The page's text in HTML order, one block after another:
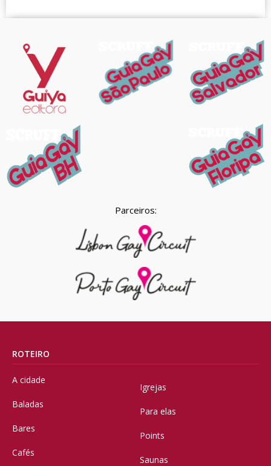
Parceiros:
ROTEIRO
A cidade
Baladas
Bares
Cafés
Igrejas
Para elas
Points
Saunas